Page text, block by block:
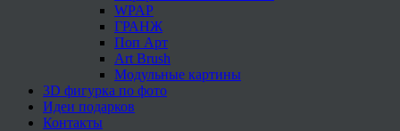
WPAP
ГРАНЖ
Поп Арт
Art Brush
Модульные картины
3D фигурка по фото
Идеи подарков
Контакты